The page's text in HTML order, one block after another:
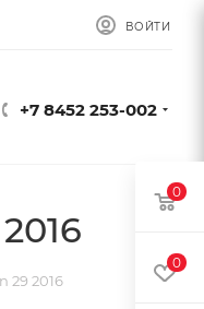
ВОЙТИ
+7 8452 253-002
29 2016
0
0